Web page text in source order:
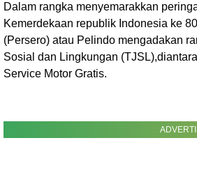
Dalam rangka menyemarakkan
Kemerdekaan republik Indonesia ke
(Persero) atau Pelindo mengadakan
Sosial dan Lingkungan
Service Motor Gratis.